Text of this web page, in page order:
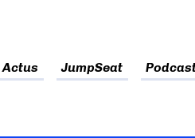
Actus JumpSeat